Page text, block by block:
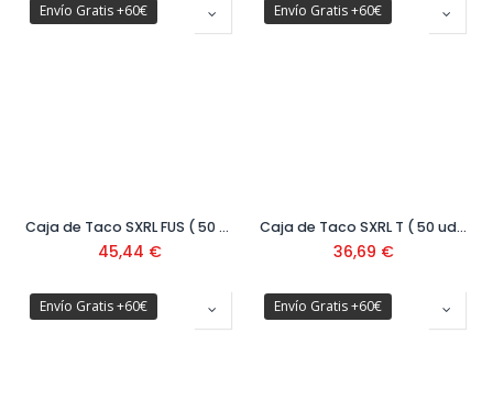
Envío Gratis +60€
Caja de Taco SXRL FUS ( 50 uds)
45,44 €
Envío Gratis +60€
Caja de Taco SXRL T ( 50 uds)
36,69 €
Envío Gratis +60€ Envío Gratis +60€